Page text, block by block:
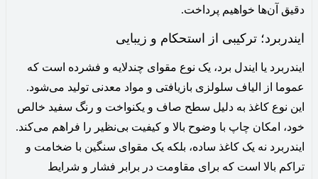
دقیق آن‌ها خواهیم پرداخت.
ایندربرد؛ ترکیبی از استحکام و زیبایی
ایندربرد یا ایندل برد، یک نوع مقوای چندلایه و فشرده است که
عموما از الیاف سلولزی بازیافتی و مواد معدنی تولید می‌شود.
این نوع کاغذ به دلیل سطح صاف و یکنواخت و رنگ سفید خالص
خود، امکان چاپ با وضوح بالا و کیفیت بی‌نظیر را فراهم می‌کند.
ایندربرد نه یک کاغذ ساده، بلکه یک مقوای سنگین با ضخامت و
تراکم بالا است که برای مقاومت در برابر فشار و شرایط